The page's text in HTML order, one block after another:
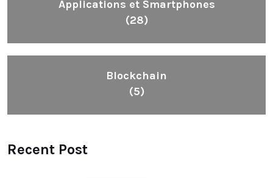
Applications et Smartphones
(28)
Blockchain
(5)
Recent Post